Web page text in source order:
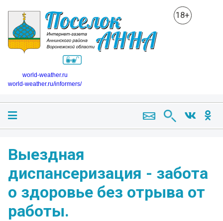
18+
world-weather.ru
world-weather.ru/informers/
Выездная
диспансеризация - забота
о здоровье без отрыва от
работы.